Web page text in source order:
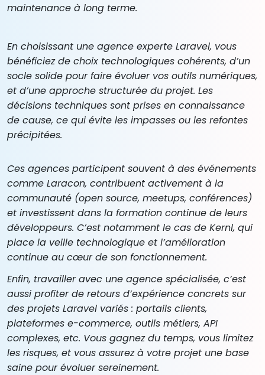
maintenance à long terme.
En choisissant une agence experte Laravel, vous
bénéficiez de choix technologiques cohérents, d’un
socle solide pour faire évoluer vos outils numériques,
et d’une approche structurée du projet. Les
décisions techniques sont prises en connaissance
de cause, ce qui évite les impasses ou les refontes
précipitées.
Ces agences participent souvent à des événements
comme Laracon, contribuent activement à la
communauté (open source, meetups, conférences)
et investissent dans la formation continue de leurs
développeurs. C’est notamment le cas de Kernl, qui
place la veille technologique et l’amélioration
continue au cœur de son fonctionnement.
Enfin, travailler avec une agence spécialisée, c’est
aussi profiter de retours d’expérience concrets sur
des projets Laravel variés : portails clients,
plateformes e-commerce, outils métiers, API
complexes, etc. Vous gagnez du temps, vous limitez
les risques, et vous assurez à votre projet une base
saine pour évoluer sereinement.